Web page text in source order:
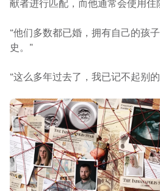
献者进行匹配，而他通常会使用住
“他们多数都已婚，拥有自己的孩
史。”
“这么多年过去了，我已记不起别